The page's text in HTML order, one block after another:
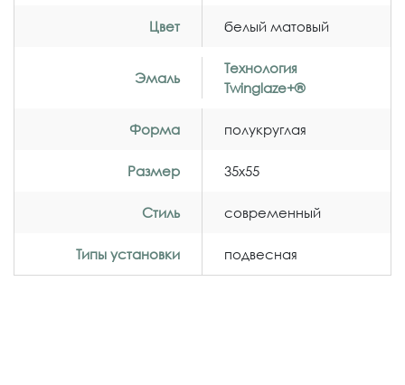
Цвет белый матовый
Эмаль
Технология
Twinglaze+®
Форма полукруглая
Размер 35x55
Стиль современный
Типы установки подвесная